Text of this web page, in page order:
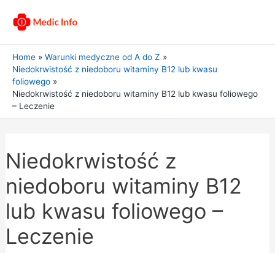
Home
Warunki medyczne od A do Z
Niedokrwistość z niedoboru witaminy B12 lub kwasu
foliowego
Niedokrwistość z niedoboru witaminy B12 lub kwasu foliowego
– Leczenie
Niedokrwistość z
niedoboru witaminy B12
lub kwasu foliowego –
Leczenie